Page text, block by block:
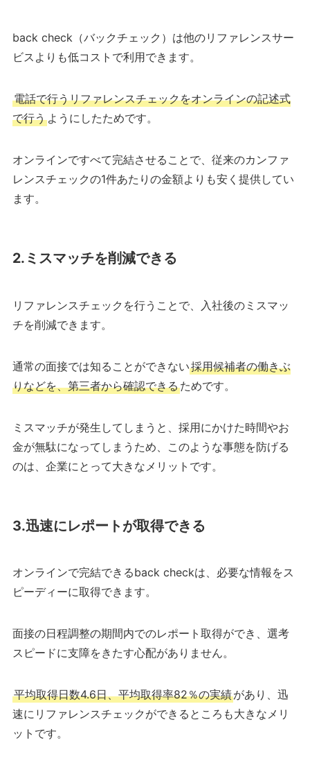
back check（バックチェック）は他のリファレンスサー
ビスよりも低コストで利用できます。
電話で行うリファレンスチェックをオンラインの記述式
で行うようにしたためです。
オンラインですべて完結させることで、従来のカンファ
レンスチェックの1件あたりの金額よりも安く提供してい
ます。
2.ミスマッチを削減できる
リファレンスチェックを行うことで、入社後のミスマッ
チを削減できます。
通常の面接では知ることができない採用候補者の働きぶ
りなどを、第三者から確認できるためです。
ミスマッチが発生してしまうと、採用にかけた時間やお
金が無駄になってしまうため、このような事態を防げる
のは、企業にとって大きなメリットです。
3.迅速にレポートが取得できる
オンラインで完結できるback checkは、必要な情報をス
ピーディーに取得できます。
面接の日程調整の期間内でのレポート取得ができ、選考
スピードに支障をきたす心配がありません。
平均取得日数4.6日、平均取得率82％の実績があり、迅
速にリファレンスチェックができるところも大きなメリ
ットです。